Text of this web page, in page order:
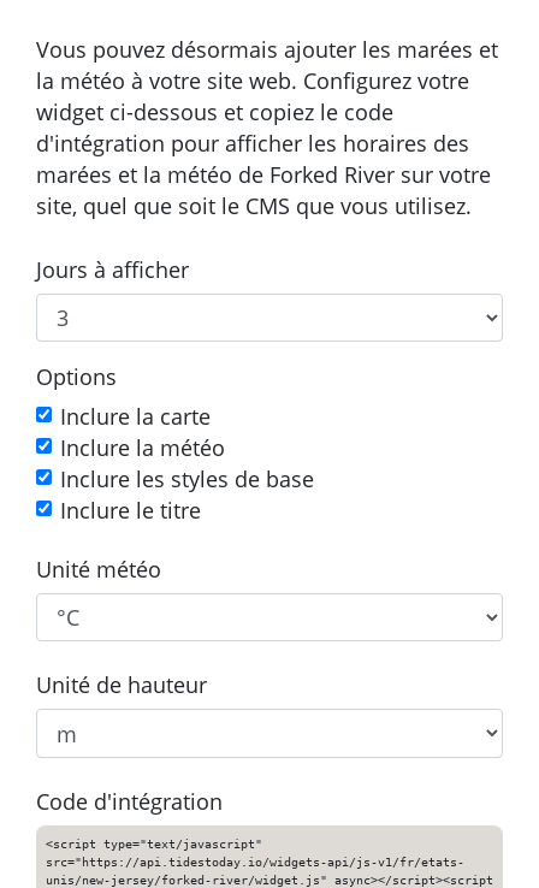
Vous pouvez désormais ajouter les marées et
la météo à votre site web. Configurez votre
widget ci-dessous et copiez le code
d'intégration pour afficher les horaires des
marées et la météo de Forked River sur votre
site, quel que soit le CMS que vous utilisez.
Jours à afficher
Options
Inclure la carte
Inclure la météo
Inclure les styles de base
Inclure le titre
Unité météo
Unité de hauteur
Code d'intégration
<script type="text/javascript"
src="https://api.tidestoday.io/widgets-api/js-v1/fr/etats-
unis/new-jersey/forked-river/widget.js" async></script><script